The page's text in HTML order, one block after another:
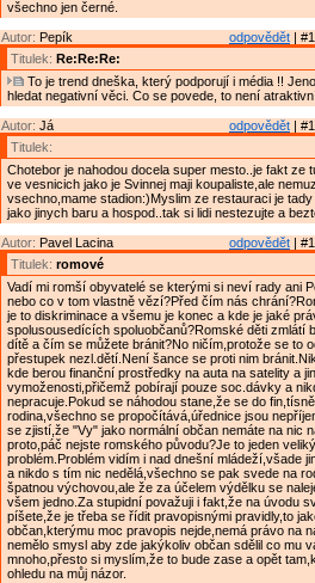
všechno jen černé.
odpovědět |
Autor: Pepík
Titulek: Re:Re:Re:
To je trend dneška, který podporují i média !!
hledat negativní věci. Co se povede, to není
odpovědět |
Autor: Já
Titulek:
Chotebor je nahodou docela super mesto..je fakt ze
ve vesnicich jako je Svinnej maji koupaliste,ale
vsechno,mame stadion:)Myslim ze restauraci je
jako jinych baru a hospod..tak si lidi nestezujte a
odpovědět |
Autor: Pavel Lacina
Titulek: romové
Vadí mi romší obyvatelé se kterými si neví rady ani
nebo co v tom vlastně vězí?Před čím nás
je to diskriminace a všemu je konec a kde je jaké
spolusousedících spoluobčanů?Romské děti zmlátí
dítě a čím se můžete bránit?No ničím,protože se to
přestupek nezl.dětí.Není šance se proti nim
kde berou finanční prostředky na auta na satelity a
vymoženosti,přičemž pobírají pouze soc.dávky a
nepracuje.Pokud se náhodou stane,že se do
rodina,všechno se propočítává,úřednice jsou
se zjistí,že "Vy" jako normální občan nemáte na nic
proto,páč nejste romského původu?Je to jeden veliký
problém.Problém vidím i nad dnešní mládeží,všade
a nikdo s tím nic nedělá,všechno se pak svede na
špatnou výchovou,ale že za účelem výdělku se
všem jedno.Za stupidní považuji i fakt,že na úvodu
píšete,že je třeba se řídit pravopisnými pravidly,to
občan,kterýmu moc pravopis nejde,nemá právo na
nemělo smysl aby zde jakýkoliv občan sdělil co mu
mnoho,přesto si myslím,že to bude zase a opět
ohledu na můj názor.